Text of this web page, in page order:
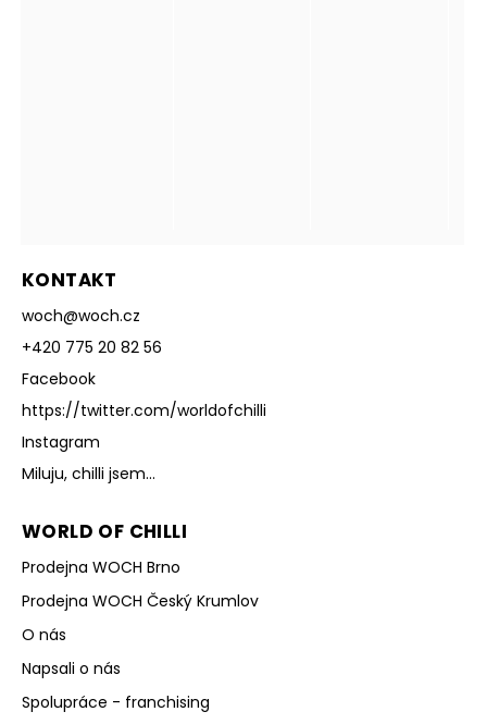
KONTAKT
woch@woch.cz
+420 775 20 82 56
Facebook
https://twitter.com/worldofchilli
Instagram
Miluju, chilli jsem...
WORLD OF CHILLI
Prodejna WOCH Brno
Prodejna WOCH Český Krumlov
O nás
Napsali o nás
Spolupráce - franchising